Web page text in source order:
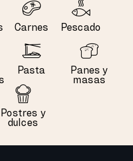
Carnes Pescado
Pasta
Panes y
masas
Postres y
dulces